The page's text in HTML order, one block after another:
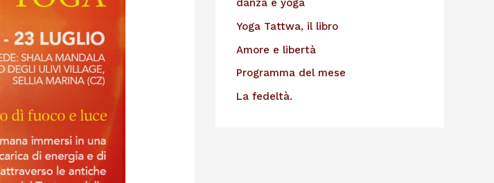
danza e yoga
Yoga Tattwa, il libro
Amore e libertà
Programma del mese
La fedeltà.